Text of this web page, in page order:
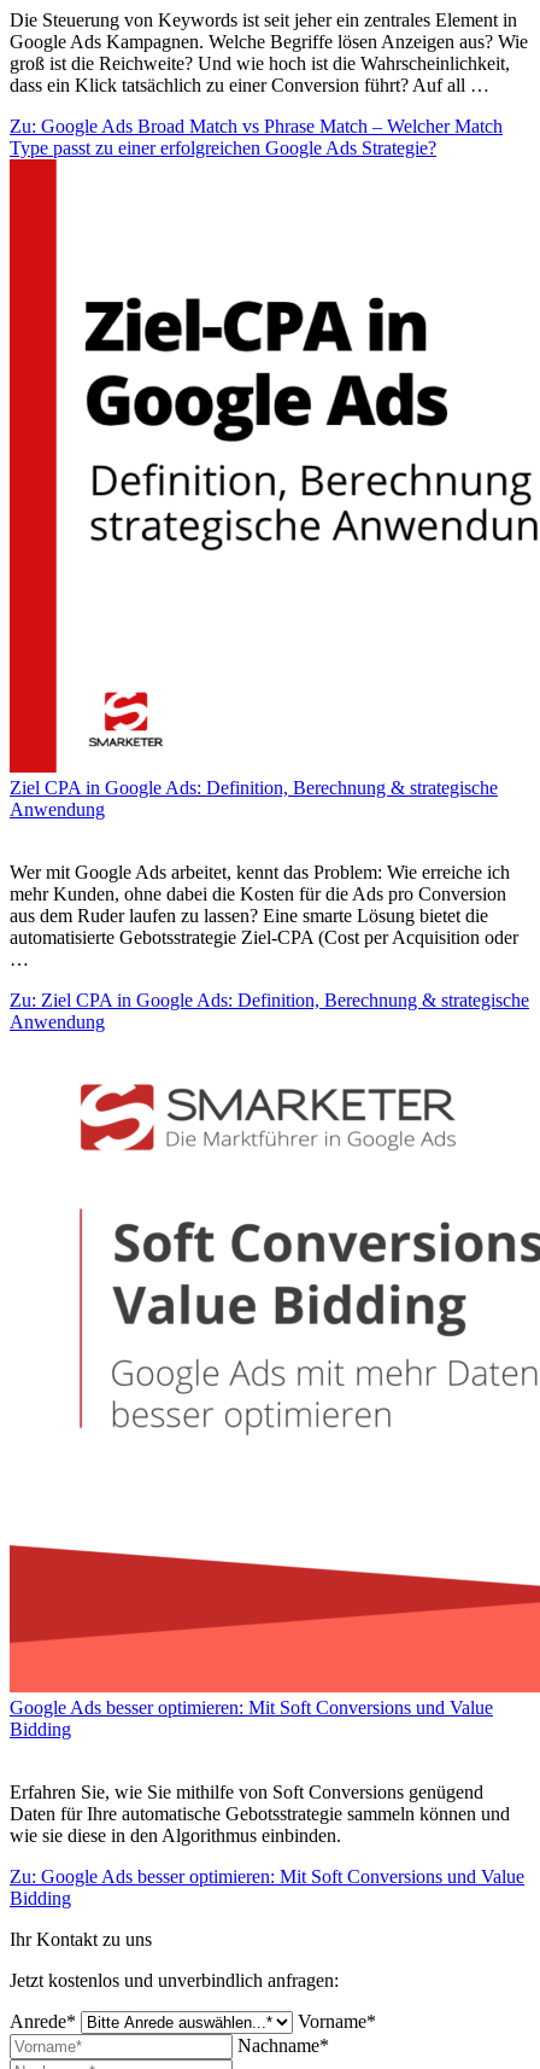
Die Steuerung von Keywords ist seit jeher ein zentrales Element in
Google Ads Kampagnen. Welche Begriffe lösen Anzeigen aus? Wie
groß ist die Reichweite? Und wie hoch ist die Wahrscheinlichkeit,
dass ein Klick tatsächlich zu einer Conversion führt? Auf all …
Zu: Google Ads Broad Match vs Phrase Match – Welcher Match
Type passt zu einer erfolgreichen Google Ads Strategie?
Ziel CPA in Google Ads: Definition, Berechnung & strategische
Anwendung
Wer mit Google Ads arbeitet, kennt das Problem: Wie erreiche ich
mehr Kunden, ohne dabei die Kosten für die Ads pro Conversion
aus dem Ruder laufen zu lassen? Eine smarte Lösung bietet die
automatisierte Gebotsstrategie Ziel-CPA (Cost per Acquisition oder
…
Zu: Ziel CPA in Google Ads: Definition, Berechnung & strategische
Anwendung
Google Ads besser optimieren: Mit Soft Conversions und Value
Bidding
Erfahren Sie, wie Sie mithilfe von Soft Conversions genügend
Daten für Ihre automatische Gebotsstrategie sammeln können und
wie sie diese in den Algorithmus einbinden.
Zu: Google Ads besser optimieren: Mit Soft Conversions und Value
Bidding
Ihr Kontakt zu uns
Jetzt kostenlos und unverbindlich anfragen:
Anrede*
Vorname*
Nachname*